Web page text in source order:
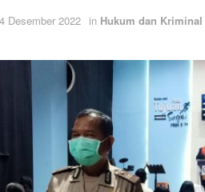
4 Desember 2022 in Hukum dan Kriminal